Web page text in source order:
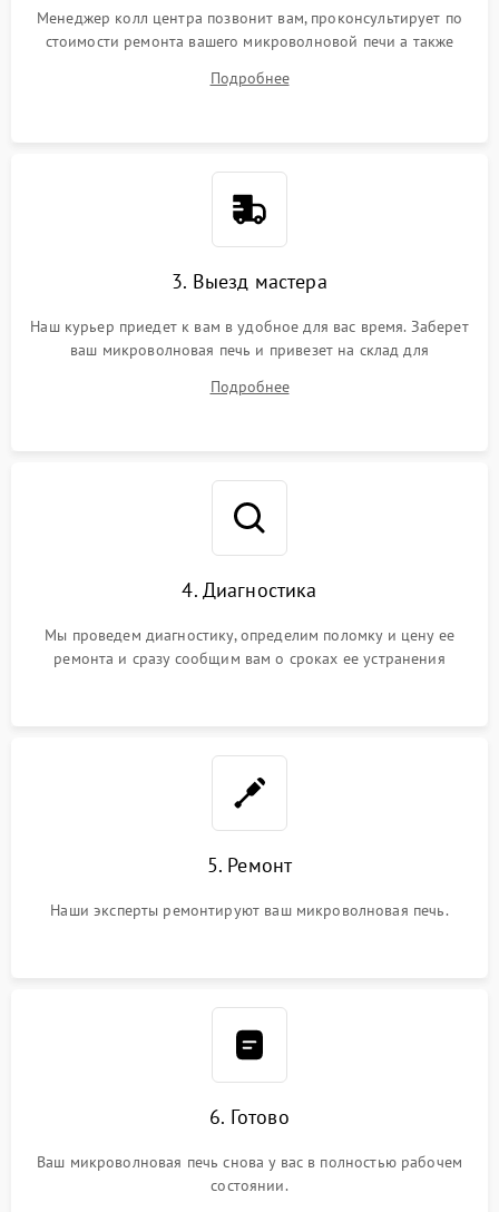
Менеджер колл центра позвонит вам, проконсультирует по
стоимости ремонта вашего микроволновой печи а также
Подробнее
3. Выезд мастера
Наш курьер приедет к вам в удобное для вас время. Заберет
ваш микроволновая печь и привезет на склад для
Подробнее
4. Диагностика
Мы проведем диагностику, определим поломку и цену ее
ремонта и сразу сообщим вам о сроках ее устранения
5. Ремонт
Наши эксперты ремонтируют ваш микроволновая печь.
6. Готово
Ваш микроволновая печь снова у вас в полностью рабочем
состоянии.